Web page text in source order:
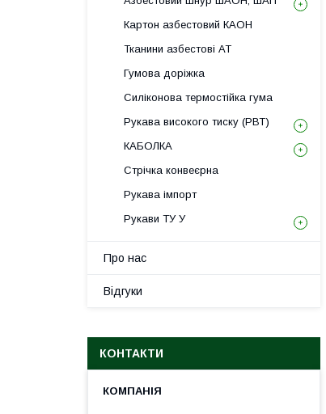
Картон азбестовий КАОН
Тканини азбестові АТ
Гумова доріжка
Силіконова термостійка гума
Рукава високого тиску (РВТ)
КАБОЛКА
Стрічка конвеєрна
Рукава імпорт
Рукави ТУ У
Про нас
Відгуки
КОНТАКТИ